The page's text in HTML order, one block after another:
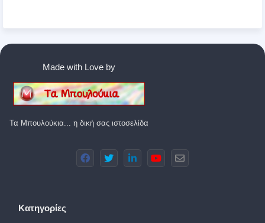
Made with Love by
Τα Μπουλούκια... η δική σας ιστοσελίδα
Κατηγορίες